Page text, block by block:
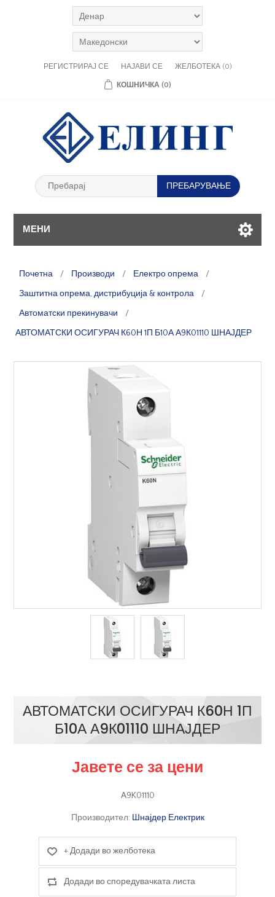
РЕГИСТРИРАЈ СЕ НАЈАВИ СЕ ЖЕЛБОТЕКА (0)
КОШНИЧКА (0)
МЕНИ
Почетна / Производи / Електро опрема
/
Заштитна опрема, дистрибуција & контрола
/
Автоматски прекинувачи
/
АВТОМАТСКИ ОСИГУРАЧ К60Н 1П Б10А А9К01110 ШНАЈДЕР
АВТОМАТСКИ ОСИГУРАЧ К60Н 1П
Б10А А9К01110 ШНАЈДЕР
Јавете се за цени
A9K01110
Производител: Шнајдер Електрик